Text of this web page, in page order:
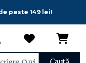
peste 149 lei!